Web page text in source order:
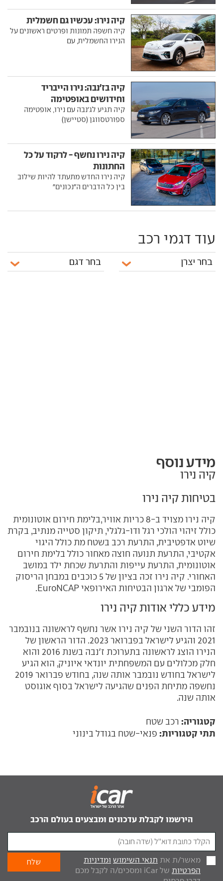
קיה נירו: עכשיו גם חשמלית
קיה חשפה תמונות ופרטים ראשונים על
הנירו החשמלית, עם
קיה בז'נבה: נירו הייבריד
וחידושים באופטימה
קיה תגיע לג'נבה עם נירו, אופטימה
ספורטסווגן (סטיישן)
קיה נירו נחשף - לרקוד על כל
החתונות
קיה נירו החדש מתעתד להיות שילוב
בין כל הדברים ה"נכונים"
עוד דגמי רכב
מידע נוסף
קיה נירו
בטיחות קיה נירו
קיה נירו מצויד ב-8 כריות אוויר,בלימת חירום אוטונומית
כולל זיהוי הולכי רגל ודו-גלגלי, תיקון סטייה מנתיב, בקרת
שיוט אדפטיבית, התרעת רכב בשטח מת כולל היגוי
אקטיבי, התרעת תנועה חוצה מאחור כולל בלימת חירום
אוטונומית, התרעת עייפות והתרעת שכחת ילד במושב
האחורי. קיה נירו זכה בציון של 5 כוכבים במבחן הריסוק
הפומבי של ארגון הבטיחות האירופאי EuroNCAP.
מידע כללי אודות קיה נירו
זהו הדור השני של קיה נירו אשר נחשף לראשונה בנובמבר
2021 והגיע לישראל בפברואר 2023. הדור הראשון של
הנירו הוצג לראשונה בתערוכת ז'נבה בשנת 2016 והוא
חלק מכלולים עם המשפחתית יונדאי איוניק, הוא הגיע
לישראל בחודש נובמבר אותה שנה, בחודש פברואר 2019
נחשפה מתיחת הפנים שהגיעה לישראל בסוף אוגוסט
אותה שנה.
קטגוריה: רכב שטח
תתי קטגוריות: פנאי-שטח בגודל בינוני
הירשמו לקבלת עדכונים ומבצעים בעולם הרכב
מאשר/ת את תנאי השימוש ומדיניות
הפרטיות
של iCar ומסכים/ה לקבל מכם